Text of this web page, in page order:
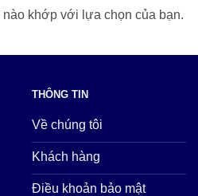
nào khớp với lựa chọn của bạn.
THÔNG TIN
Về chúng tôi
Khách hàng
Điều khoản bảo mật